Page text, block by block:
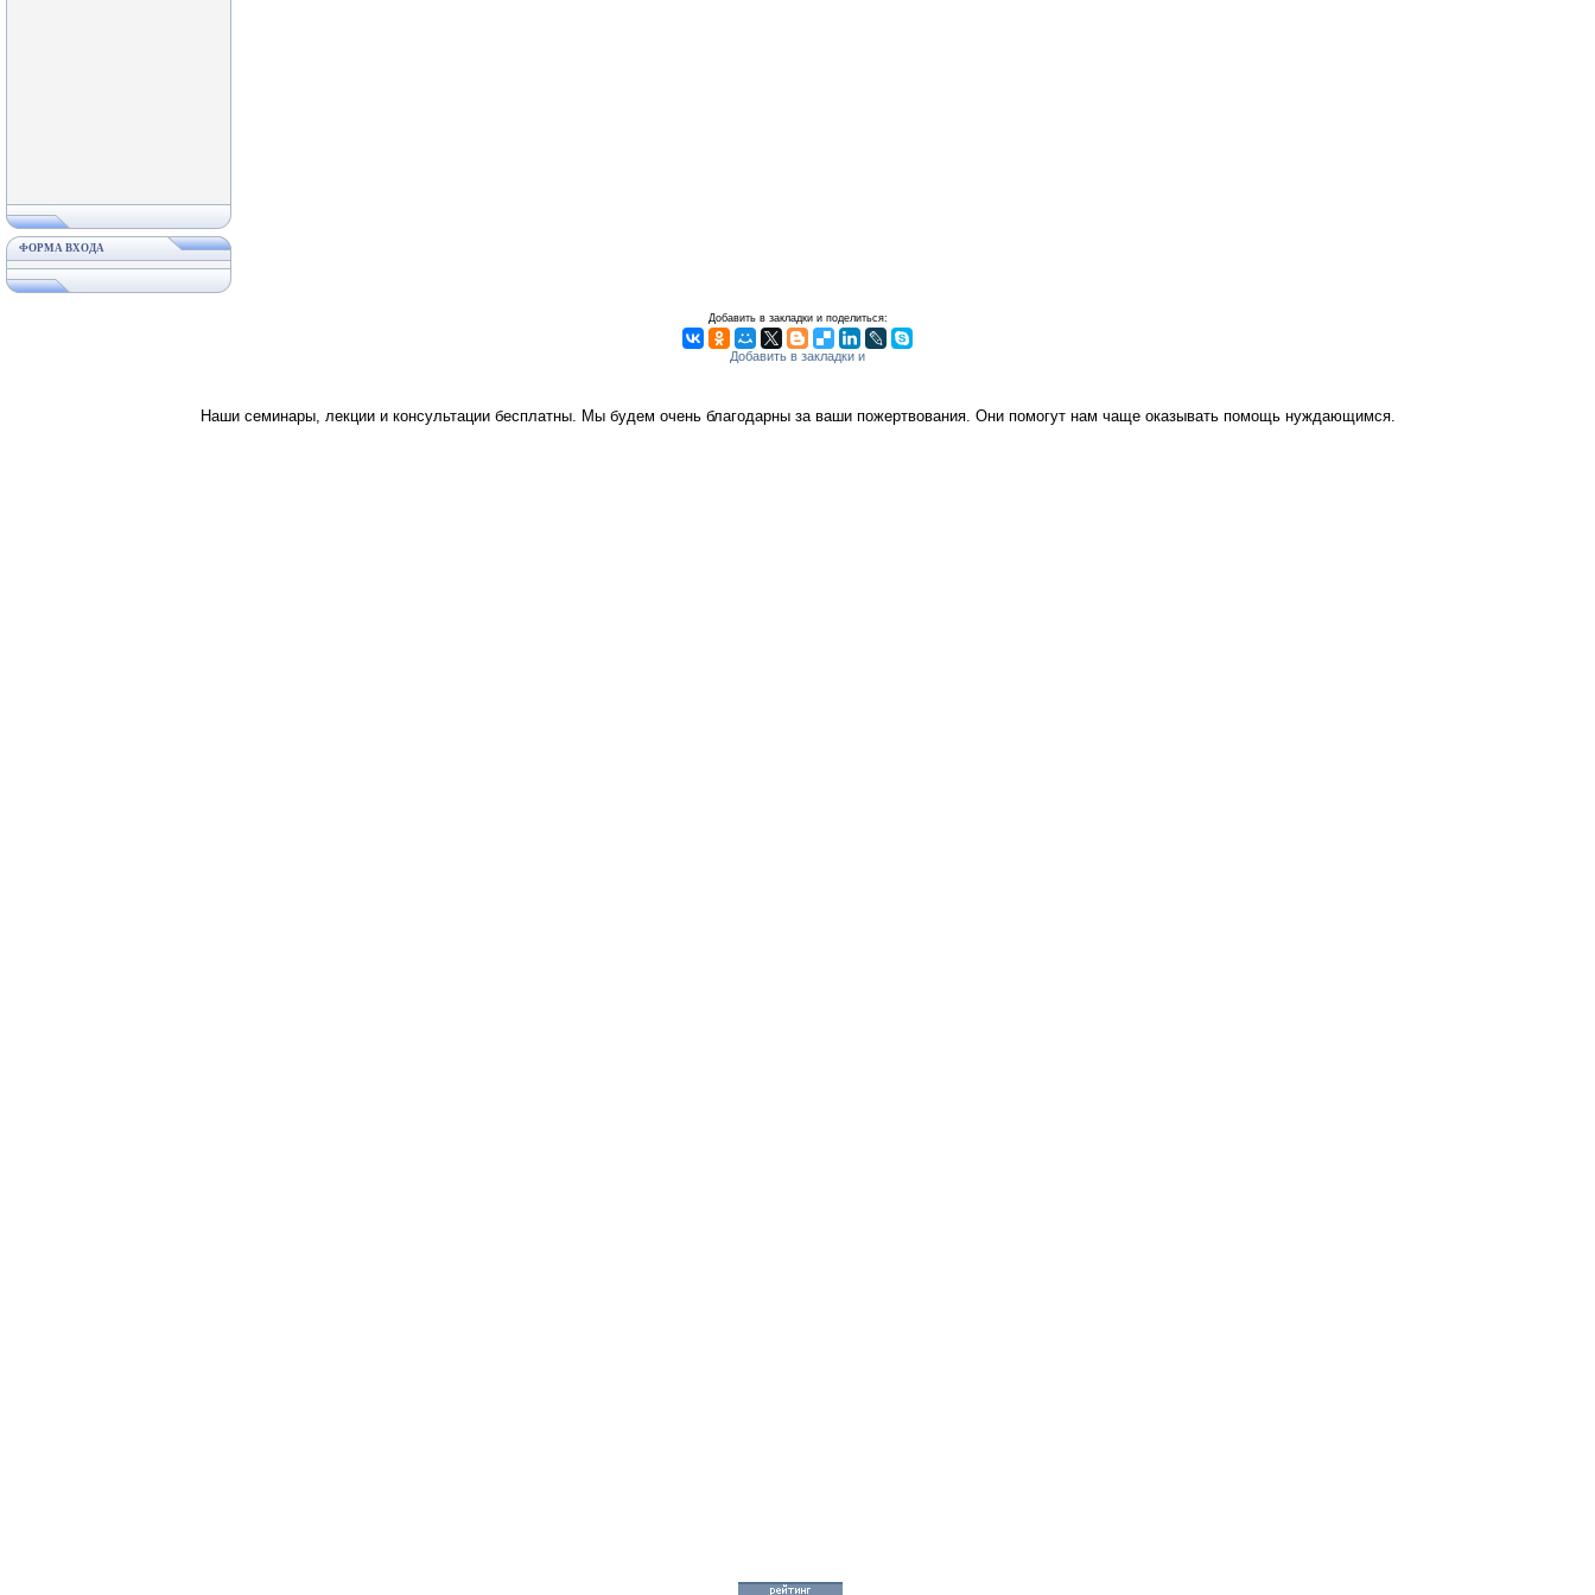
ФОРМА ВХОДА
Добавить в закладки и поделиться:
Наши семинары, лекции и консультации бесплатны. Мы будем очень благодарны за ваши пожертвования. Они помогут нам чаще оказывать помощь нуждающимся.